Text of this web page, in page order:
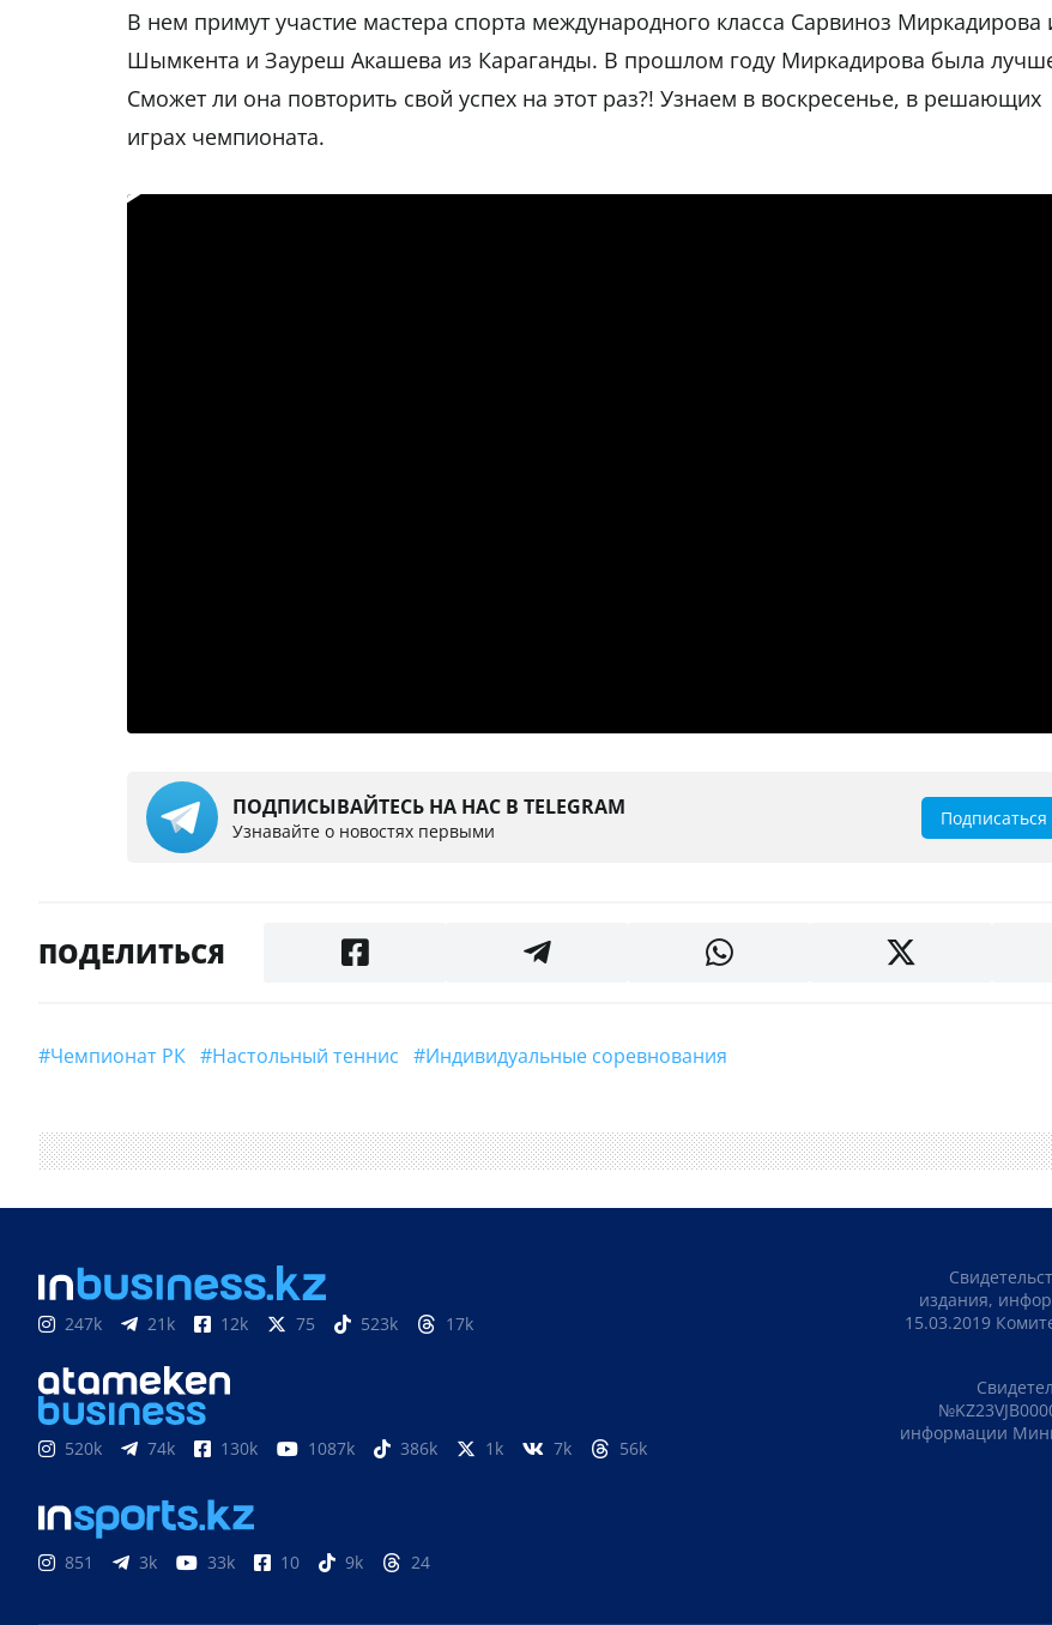
В нем примут участие мастера спорта международного класса Сарвиноз Миркадирова
Шымкента и Зауреш Акашева из Караганды. В прошлом году Миркадирова была
Сможет ли она повторить свой успех на этот раз?! Узнаем в воскресенье, в решающих
играх чемпионата.
ПОДПИСЫВАЙТЕСЬ НА НАС В TELEGRAM
Узнавайте о новостях первыми
Подписаться
ПОДЕЛИТЬСЯ
#Чемпионат РК #Настольный теннис #индивидуальные соревнования
247k 21k 12k 75 523k 17k
520k 74k 130k 1087k 386k 1k 7k 56k
851 3k 33k 10 9k 24
издания,
15.03.2019
информации